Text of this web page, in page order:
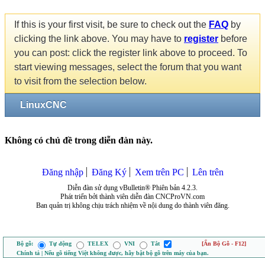
If this is your first visit, be sure to check out the FAQ by
clicking the link above. You may have to register before
you can post: click the register link above to proceed. To
start viewing messages, select the forum that you want
to visit from the selection below.
LinuxCNC
Không có chủ đề trong diễn đàn này.
Đăng nhập Đăng Ký Xem trên PC Lên trên
Diễn đàn sử dụng vBulletin® Phiên bản 4.2.3.
Phát triển bởi thành viên diễn đàn CNCProVN.com
Ban quản trị không chịu trách nhiệm về nội dung do thành viên đăng.
Bộ gõ: Tự động TELEX VNI Tắt
[Ẩn Bộ Gõ - F12]
Chính tả | Nếu gõ tiếng Việt không được, hãy bật bộ gõ trên máy của bạn.